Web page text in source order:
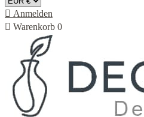
 Anmelden
 Warenkorb 0